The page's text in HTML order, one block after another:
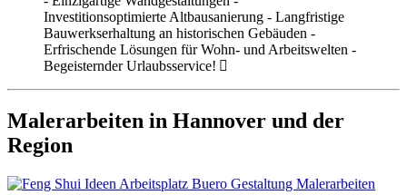
Investitionsoptimierte Altbausanierung - Langfristige
Bauwerkserhaltung an historischen Gebäuden -
Erfrischende Lösungen für Wohn- und Arbeitswelten -
Begeisternder Urlaubsservice!
Malerarbeiten in Hannover und der
Region